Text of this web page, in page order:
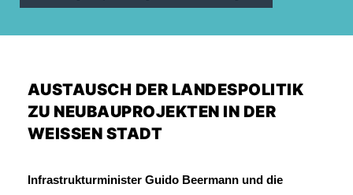
AUSTAUSCH DER LANDESPOLITIK
ZU NEUBAUPROJEKTEN IN DER
WEISSEN STADT
Infrastrukturminister Guido Beermann und die